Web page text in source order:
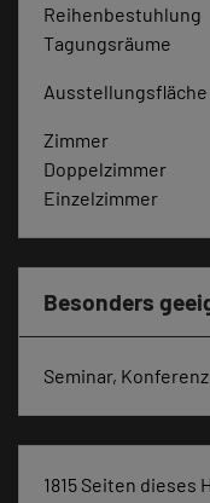
Reihenbestuhlung
Tagungsräume
Ausstellungsfläche
Zimmer
Doppelzimmer
Einzelzimmer
Besonders
Seminar,
1815 Seiten